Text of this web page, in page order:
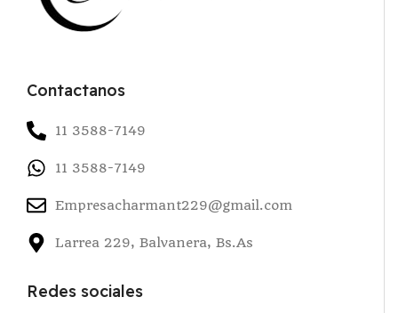
Contactanos
11 3588-7149
11 3588-7149
Empresacharmant229@gmail.com
Larrea 229, Balvanera, Bs.As
Redes sociales